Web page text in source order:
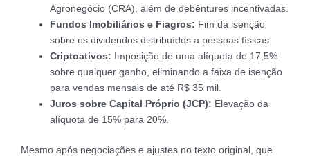
Agronegócio (CRA), além de debêntures incentivadas.
Fundos Imobiliários e Fiagros: Fim da isenção
sobre os dividendos distribuídos a pessoas físicas.
Criptoativos: Imposição de uma alíquota de 17,5%
sobre qualquer ganho, eliminando a faixa de isenção
para vendas mensais de até R$ 35 mil.
Juros sobre Capital Próprio (JCP): Elevação da
alíquota de 15% para 20%.
Mesmo após negociações e ajustes no texto original, que